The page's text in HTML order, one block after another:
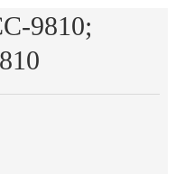
9810;